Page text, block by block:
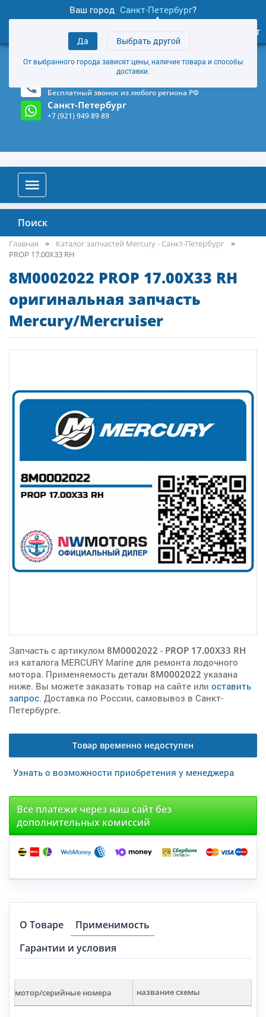
Ваш город Санкт-Петербург?
Да Выбрать другой
От выбранного города зависят цены, наличие товара и способы
доставки.
товаров
Личный кабинет
+7 (921) 949 89 89
Магазин и склад в Санкт-Петербурге (Карта)
Бесплатный звонок из любого региона РФ
Санкт-Петербург
+7 (921) 949 89 89
Поиск
Главная
Каталог запчастей Mercury - Санкт-Петербург
PROP 17.00X33 RH
8M0002022 PROP 17.00X33 RH
оригинальная запчасть
Mercury/Mercruiser
Запчасть с артикулом 8M0002022 - PROP 17.00X33 RH
из каталога MERCURY Marine для ремонта лодочного
мотора. Применяемость детали 8M0002022 указана
ниже. Вы можете заказать товар на сайте или оставить
запрос. Доставка по России, самовывоз в Санкт-
Петербурге.
Товар временно недоступен
Узнать о возможности приобретения у менеджера
Все платежи через наш сайт без
дополнительных комиссий
О Товаре
Применимость
Гарантии и условия
мотор/серийные номера название схемы